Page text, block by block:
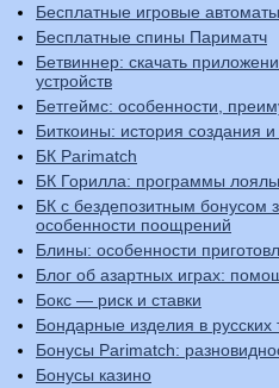
Бесплатные игровые
Бесплатные спины Париматч
Бетвиннер: скачать
устройств
Бетгеймс: особенности,
Биткоины: история создания
БК Parimatch
БК Горилла: программы
БК с бездепозитным бонусом
особенности поощрений
Блины: особенности
Блог об азартных играх:
Бокс — риск и ставки
Бондарные изделия в русских
Бонусы Parimatch:
Бонусы казино